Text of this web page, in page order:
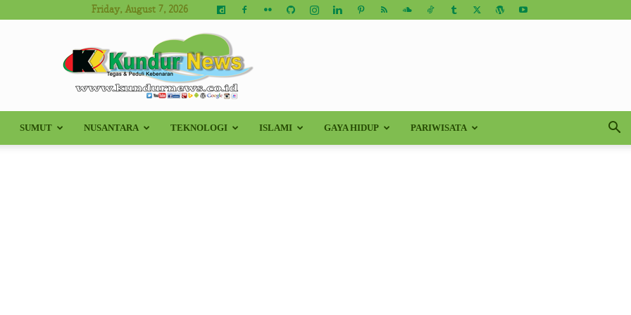
Friday, August 7, 2026
Kundur
SUMUT NUSANTARA TEKNOLOGI ISLAMI GAYA HIDUP PARIWISATA